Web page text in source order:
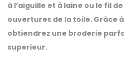
à l’aiguille et à laine ou le fil
ouvertures de la toile. Grâce
obtiendrez une broderie
superieur.